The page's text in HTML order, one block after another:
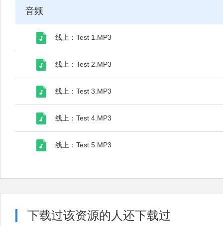
音频
线上：Test 1.MP3
线上：Test 2.MP3
线上：Test 3.MP3
线上：Test 4.MP3
线上：Test 5.MP3
下载过该资源的人还下载过